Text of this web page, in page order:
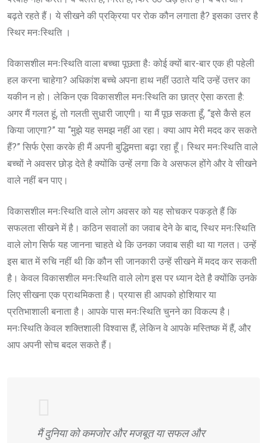
बढ़ते रहते हैं। ये सीखने की प्रक्रिया पर रोक कौन लगाता है? इसका उत्तर है
स्थिर मनःस्थिति ।
विकासशील मनःस्थिति वाला बच्चा पूछता हैः कोई क्यों बार-बार एक ही पहेली
हल करना चाहेगा? अधिकांश बच्चे अपना हाथ नहीं उठाते यदि उन्हें उत्तर का
यकीन न हो। लेकिन एक विकासशील मनःस्थिति का छात्र ऐसा करता है:
अगर मैं गलत हूं, तो गलती सुधारी जाएगी। या मैं पूछ सकता हूँ, “इसे कैसे हल
किया जाएगा?” या “मुझे यह समझ नहीं आ रहा। क्या आप मेरी मदद कर सकते
हैं?” सिर्फ ऐसा करके ही मैं अपनी बुद्धिमत्ता बढ़ा रहा हूँ। स्थिर मनःस्थिति वाले
बच्चों ने अवसर छोड़ देते है क्योंकि उन्हें लगा कि वे असफल होंगे और वे सीखने
वाले नहीं बन पाए।
विकासशील मनःस्थिति वाले लोग अवसर को यह सोचकर पकड़ते हैं कि
सफलता सीखने में है। कठिन सवालों का जवाब देने के बाद, स्थिर मनःस्थिति
वाले लोग सिर्फ यह जानना चाहते थे कि उनका जवाब सही था या गलत। उन्हें
इस बात में रुचि नहीं थी कि कौन सी जानकारी उन्हें सीखने में मदद कर सकती
है। केवल विकासशील मनःस्थिति वाले लोग इस पर ध्यान देते है क्योंकि उनके
लिए सीखना एक प्राथमिकता है। प्रयास ही आपको होशियार या
प्रतिभाशाली बनाता है। आपके पास मनःस्थिति चुनने का विकल्प है।
मनःस्थिति केवल शक्तिशाली विश्वास हैं, लेकिन वे आपके मस्तिष्क में हैं, और
आप अपनी सोच बदल सकते हैं।
मैं दुनिया को कमजोर और मजबूत या सफल और